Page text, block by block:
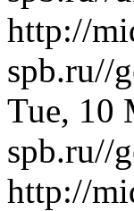
http://
spb.ru//
Tue, 10
spb.ru//
http://